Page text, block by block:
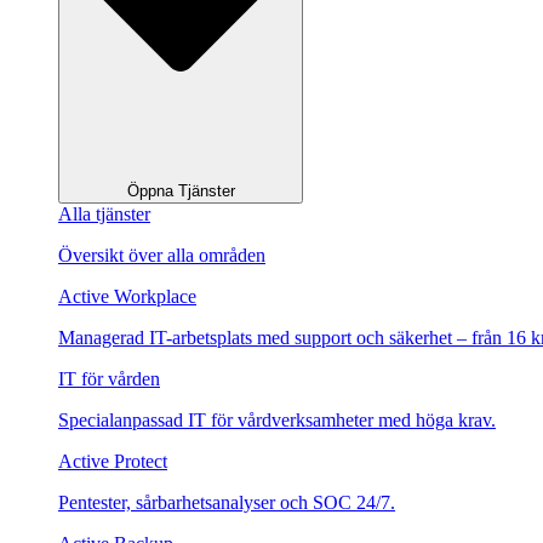
Öppna Tjänster
Alla tjänster
Översikt över alla områden
Active Workplace
Managerad IT-arbetsplats med support och säkerhet – från 16
IT för vården
Specialanpassad IT för vårdverksamheter med höga krav.
Active Protect
Pentester, sårbarhetsanalyser och SOC 24/7.